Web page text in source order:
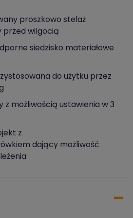
proszkowo stelaż
przed wilgocią
siedzisko materiałowe
do użytku przez
z możliwością ustawienia w 3
z
dający możliwość